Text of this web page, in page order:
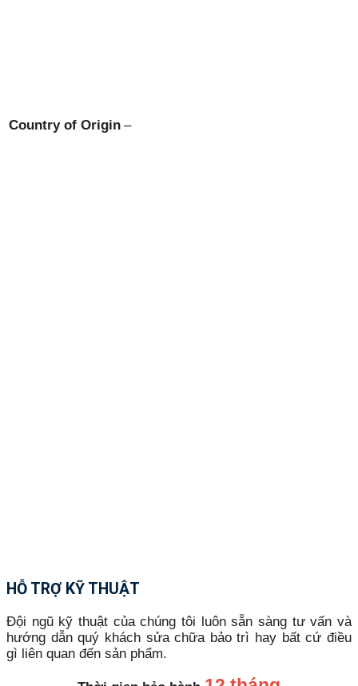
Country of Origin –
HỖ TRỢ KỸ THUẬT
Đội ngũ kỹ thuật của chúng tôi luôn sẵn sàng tư vấn và
hướng dẫn quý khách sửa chữa bảo trì hay bất cứ điều
gì liên quan đến sản phẩm.